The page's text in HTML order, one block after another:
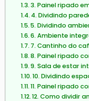
3. Painel ripado
4. Dividindo
5. Dividindo
6. Ambiente
7. Cantinho do
8. Painel ripado
9. Sala de estar
10. Dividindo
11. Painel ripado
12. Como dividir